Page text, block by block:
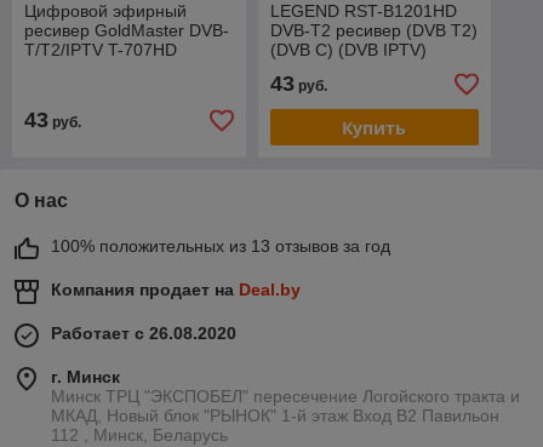
Цифровой эфирный
ресивер GoldMaster DVB-
T/T2/IPTV T-707HD
43 руб.
LEGEND RST-B1201HD
DVB-T2 ресивер (DVB T2)
(DVB C) (DVB IPTV)
43руб.
Купить
О нас
100% положительных из 13 отзывов за год
Компания продает на Deal.by
Работает с 26.08.2020
г. Минск
Минск ТРЦ "ЭКСПОБЕЛ" пересечение Логойского тракта и
МКАД, Новый блок "РЫНОК" 1-й этаж Вход B2 Павильон
112 , Минск, Беларусь